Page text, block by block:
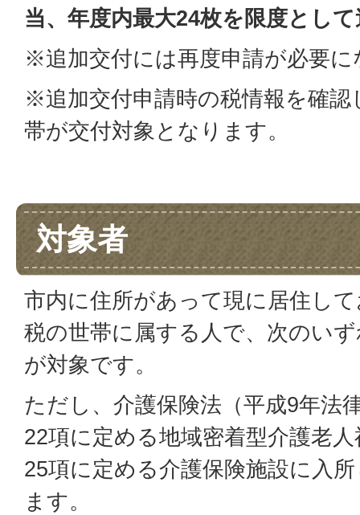
当、年度内最大24枚を限度とし
※追加交付には再度申請が必要に
※追加交付申請時の税情報を確認
帯が交付対象となります。
対象者
市内に住所があって現に居住し
税の世帯に属する人で、次のい
が対象です。
ただし、介護保険法（平成9年法
22項に定める地域密着型介護老
25項に定める介護保険施設に入
ます。